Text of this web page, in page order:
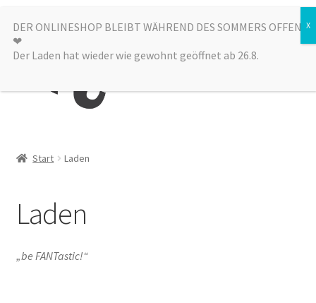
Zur
Navigation
springen
Zum
Inhalt
springen
Menü
Sale
Laden
Start Laden
Laden
„be FANTastic!“
DER ONLINESHOP BLEIBT WÄHREND DES SOMMERS OFFEN
❤︎
Der Laden hat wieder wie gewohnt geöffnet ab 26.8.